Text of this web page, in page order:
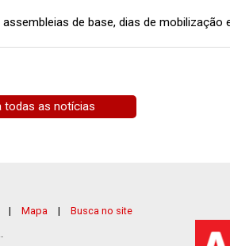
de base, dias de mobilização
todas as notícias
| Mapa |
Busca no site